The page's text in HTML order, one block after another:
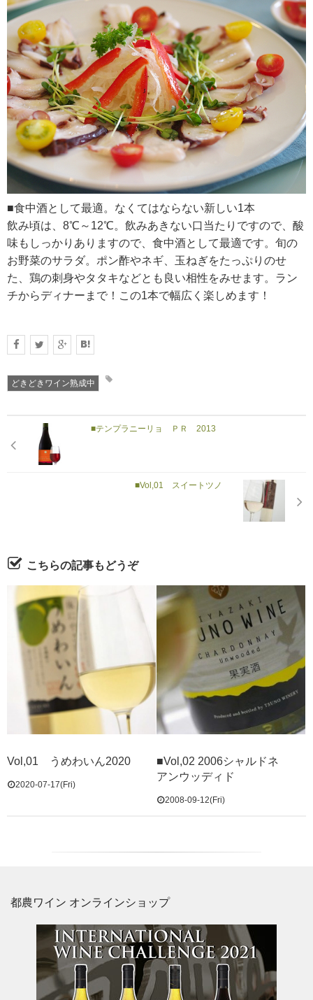
■食中酒として最適。なくてはならない新しい1本
飲み頃は、8℃～12℃。飲みあきない口当たりですので、酸
味もしっかりありますので、食中酒として最適です。旬の
お野菜のサラダ。ポン酢やネギ、玉ねぎをたっぷりのせ
た、鶏の刺身やタタキなどとも良い相性をみせます。ラン
チからディナーまで！この1本で幅広く楽しめます！
どきどきワイン熟成中
■テンプラニーリョ ＰＲ 2013
■Vol,01 スイートツノ
こちらの記事もどうぞ
Vol,01 うめわいん2020
2020-07-17(Fri)
■Vol,02 2006シャルドネ
アンウッディド
2008-09-12(Fri)
都農ワイン オンラインショップ